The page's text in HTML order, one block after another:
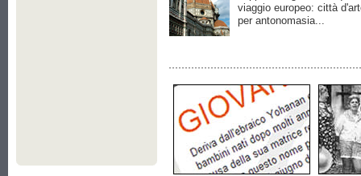
viaggio europeo: città
per antonomasia...